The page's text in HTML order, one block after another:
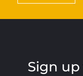
Sign